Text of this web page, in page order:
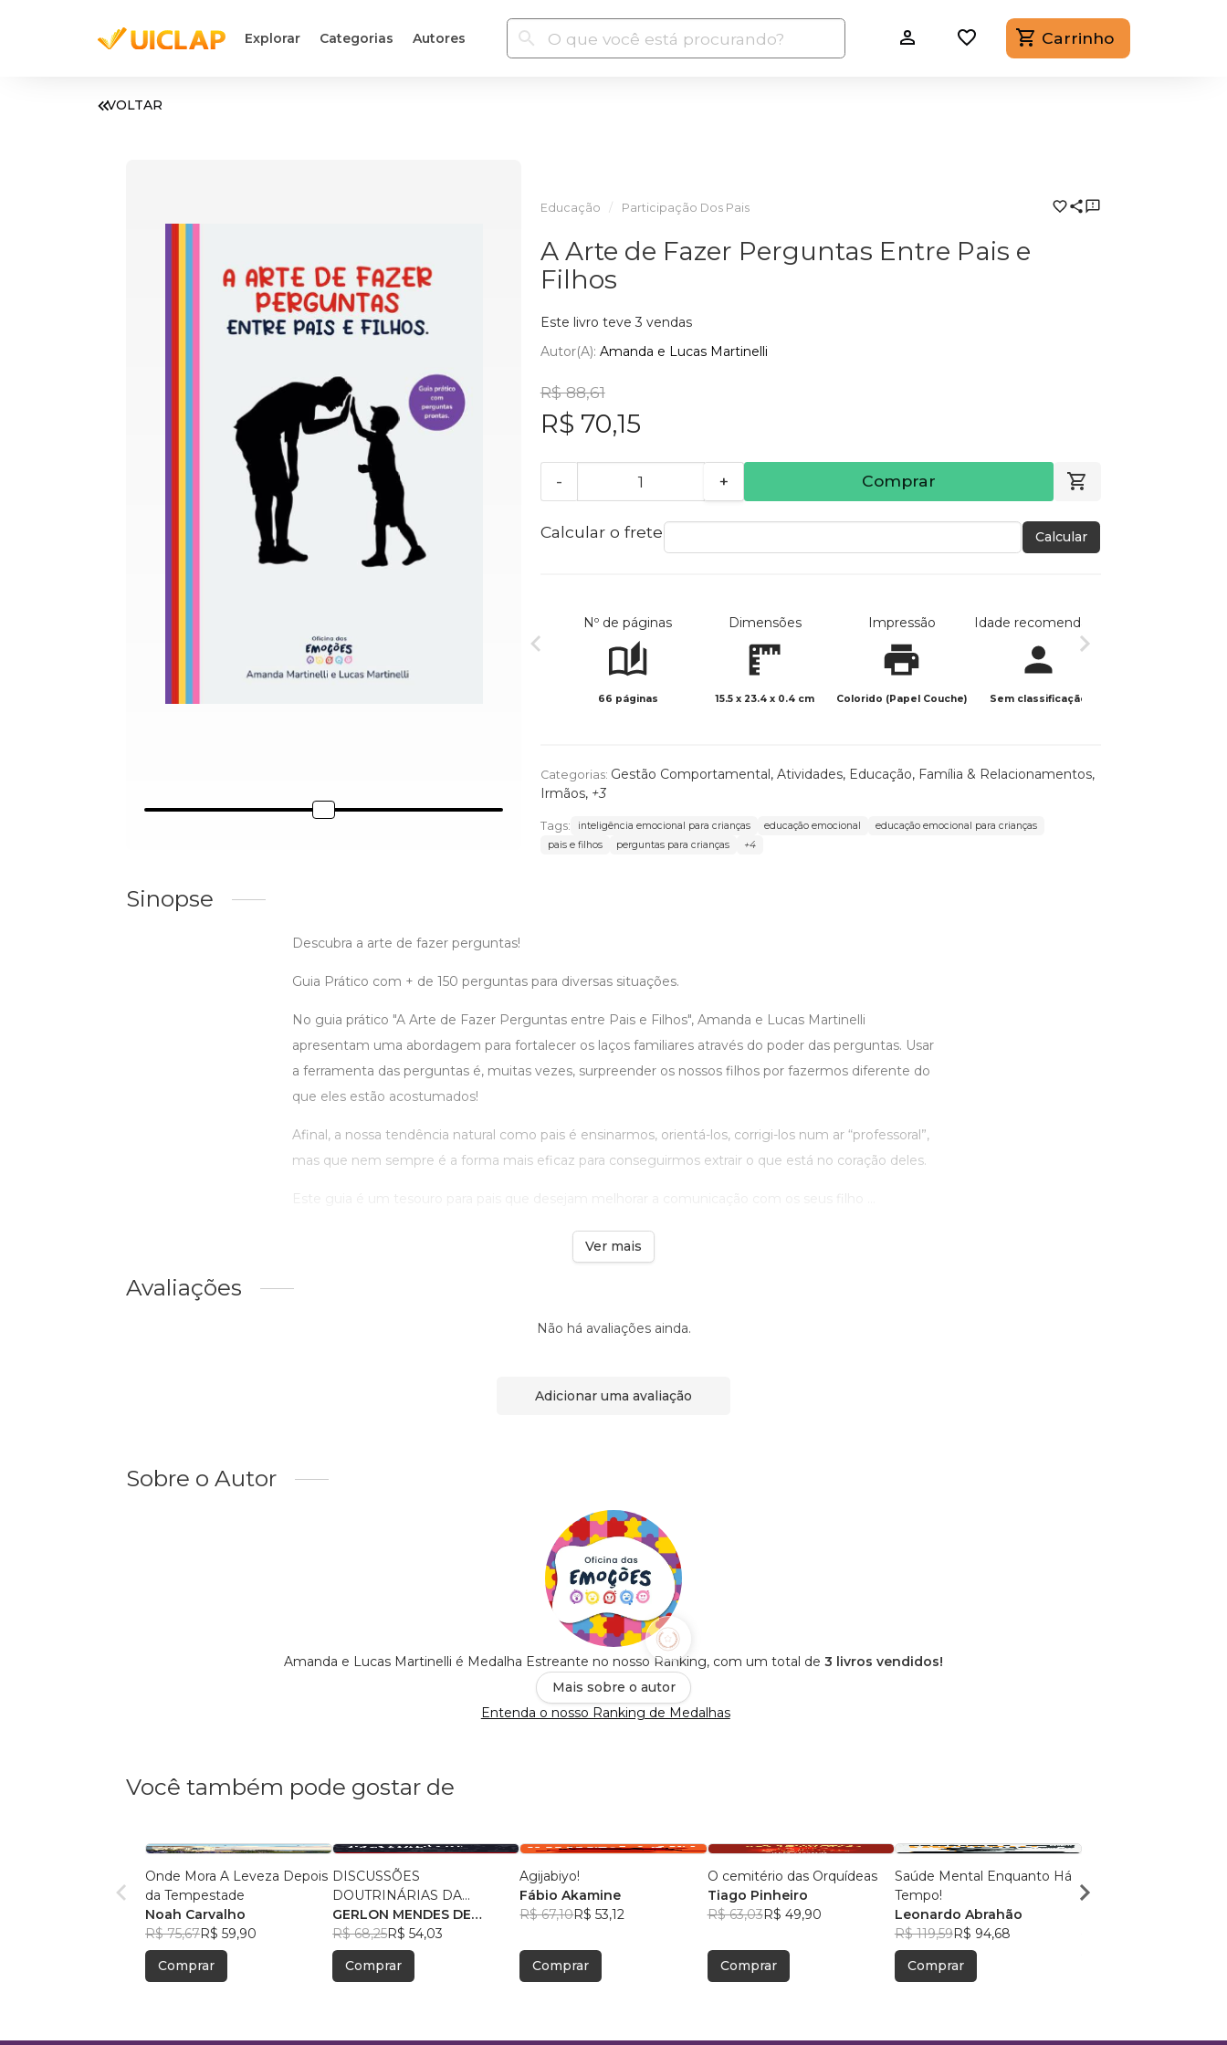
Explorar Categorias Autores Carrinho
VOLTAR
Educação Participação Dos Pais
A Arte de Fazer Perguntas Entre Pais e
Filhos
Este livro teve 3 vendas
Autor(a): Amanda e Lucas Martinelli
R$ 88,61
R$ 70,15
- + Comprar
Calcular o frete Calcular
Nº de páginas
66 páginas
Dimensões
15.5 x 23.4 x 0.4 cm
Impressão
Colorido (Papel Couche)
Idade recomendada
Sem classificação
Categorias: Gestão Comportamental, Atividades, Educação, Família & Relacionamentos,
Irmãos, +3
Tags: inteligência emocional para crianças educação emocional
educação emocional para crianças
pais e filhos
perguntas para crianças +4
Sinopse
Descubra a arte de fazer perguntas!
Guia Prático com + de 150 perguntas para diversas situações.
No guia prático "A Arte de Fazer Perguntas entre Pais e Filhos", Amanda e Lucas Martinelli
apresentam uma abordagem para fortalecer os laços familiares através do poder das perguntas. Usar
a ferramenta das perguntas é, muitas vezes, surpreender os nossos filhos por fazermos diferente do
que eles estão acostumados!
Afinal, a nossa tendência natural como pais é ensinarmos, orientá-los, corrigi-los num ar “professoral”,
mas que nem sempre é a forma mais eficaz para conseguirmos extrair o que está no coração deles.
Este guia é um tesouro para pais que desejam melhorar a comunicação com os seus filho ...
Ver mais
Avaliações
Não há avaliações ainda.
Adicionar uma avaliação
Sobre o Autor
Amanda e Lucas Martinelli é Medalha Estreante no nosso Ranking, com um total de 3 livros vendidos!
Mais sobre o autor
Entenda o nosso Ranking de Medalhas
Você também pode gostar de
Onde Mora A Leveza Depois
da Tempestade
Noah Carvalho
R$ 75,67R$ 59,90
Comprar
DISCUSSÕES
DOUTRINÁRIAS DA
ATIVIDADE POLICIAL
GERLON MENDES DE
SOUZA
R$ 68,25R$ 54,03
Comprar
Agijabiyo!
Fábio Akamine
R$ 67,10R$ 53,12
Comprar
O cemitério das Orquídeas
Tiago Pinheiro
R$ 63,03R$ 49,90
Comprar
Saúde Mental Enquanto Há
Tempo!
Leonardo Abrahão
R$ 119,59R$ 94,68
Comprar
família